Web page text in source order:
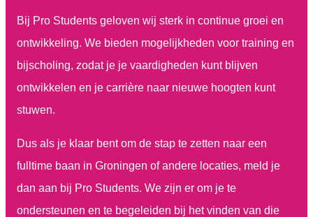
Bij Pro Students geloven wij sterk in continue groei en
ontwikkeling. We bieden mogelijkheden voor training en
bijscholing, zodat je je vaardigheden kunt blijven
ontwikkelen en je carrière naar nieuwe hoogten kunt
stuwen.
Dus als je klaar bent om de stap te zetten naar een
fulltime baan in Groningen of andere locaties, meld je
dan aan bij Pro Students. We zijn er om je te
ondersteunen en te begeleiden bij het vinden van die